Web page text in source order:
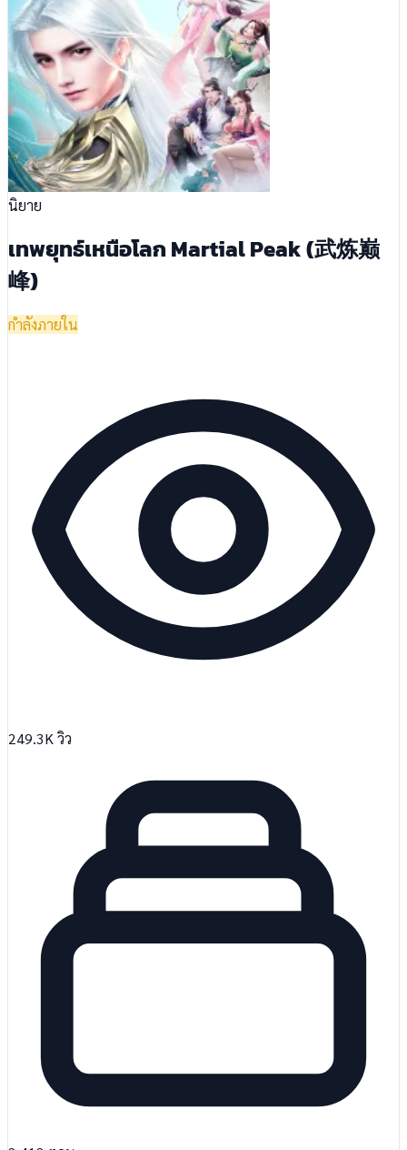
นิยาย
เทพยุทธ์เหนือโลก Martial Peak (武炼巅
峰)
กำลังภายใน
249.3K วิว